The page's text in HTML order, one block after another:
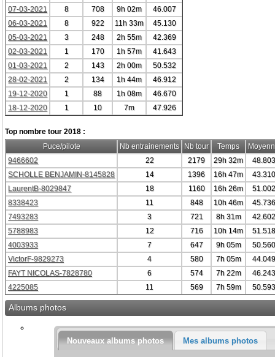
07-03-2021 8 708 9h 02m
46.007
06-03-2021
8 922 11h 33m
45.130
05-03-2021
3 248 2h 55m
42.369
02-03-2021
1 170 1h 57m
41.643
01-03-2021
2 143 2h 00m
50.532
28-02-2021
2 134 1h 44m
46.912
19-12-2020
1 88 1h 08m
46.670
18-12-2020
1 10 7m 47.926
Top nombre tour 2018 :
Puce/pilote
Nb entrainements Nb tour Temps
9466602
22 2179 29h 32m
48.803
SCHOLLE BENJAMIN-8145828
14 1396 16h 47m
43.310
LaurentB-8029847
18 1160 16h 26m
51.002
8338423
11 848 10h 46m
45.736
7493283
3 721 8h 31m
42.602
5788983
12 716 10h 14m
51.518
4003933
7 647 9h 05m
50.560
VictorF-9829273
4 580 7h 05m
44.049
FAYT NICOLAS-7828780
6 574 7h 22m
46.243
4225085
11 569 7h 59m 50.593
Albums photos
Nouveaux albums photos Mes albums photos